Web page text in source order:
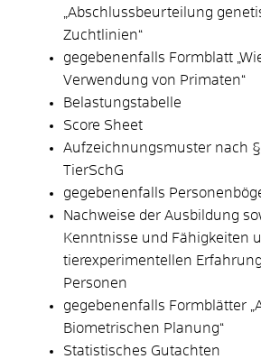
„Abschlussbeurteilung
Zuchtlinien“
gegebenenfalls Formblatt
Verwendung von Primaten“
Belastungstabelle
Score Sheet
Aufzeichnungsmuster nach
TierSchG
gegebenenfalls
Nachweise der Ausbildung
Kenntnisse und Fähigkeiten
tierexperimentellen
Personen
gegebenenfalls Formblätter
Biometrischen Planung“
Statistisches Gutachten